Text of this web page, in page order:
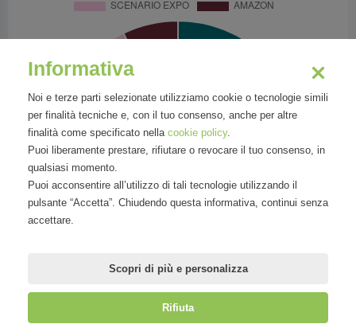
Informativa
Noi e terze parti selezionate utilizziamo cookie o tecnologie simili
per finalità tecniche e, con il tuo consenso, anche per altre
finalità come specificato nella cookie policy.
Puoi liberamente prestare, rifiutare o revocare il tuo consenso, in
qualsiasi momento.
Puoi acconsentire all’utilizzo di tali tecnologie utilizzando il
pulsante “Accetta”. Chiudendo questa informativa, continui senza
accettare.
Scopri di più e personalizza
Rifiuta